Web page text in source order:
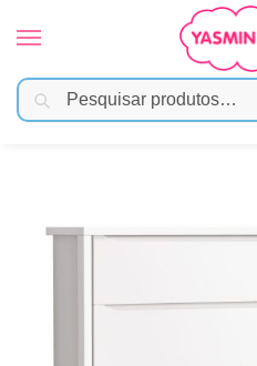
Início Móveis Infantis / Cômodas